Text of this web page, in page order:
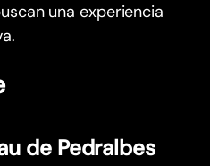
una experiencia
de Pedralbes